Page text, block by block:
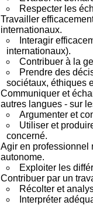
Respecter les
Travailler
internationaux.
Interagir
internationaux).
Contribuer à la
Prendre des
sociétaux, éthiques
Communiquer et
autres langues - sur
Argumenter et
Utiliser et
concerné.
Agir en professionnel
autonome.
Exploiter les
Contribuer par un
Récolter et
Interpréter